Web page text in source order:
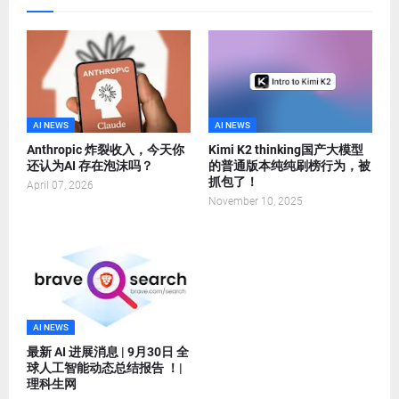
AI NEWS
Anthropic 炸裂收入，今天你
还认为AI 存在泡沫吗？
April 07, 2026
AI NEWS
Kimi K2 thinking国产大模型
的普通版本纯纯刷榜行为，被
抓包了！
November 10, 2025
AI NEWS
最新 AI 进展消息 | 9月30日 全
球人工智能动态总结报告 ！|
理科生网